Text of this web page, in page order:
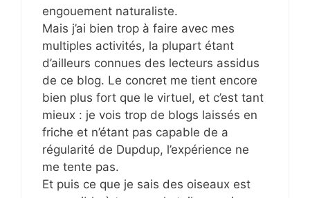
engouement naturaliste.
Mais j’ai bien trop à faire avec mes
multiples activités, la plupart étant
d’ailleurs connues des lecteurs assidus
de ce blog. Le concret me tient encore
bien plus fort que le virtuel, et c’est tant
mieux : je vois trop de blogs laissés en
friche et n’étant pas capable de a
régularité de Dupdup, l’expérience ne
me tente pas.
Et puis ce que je sais des oiseaux est